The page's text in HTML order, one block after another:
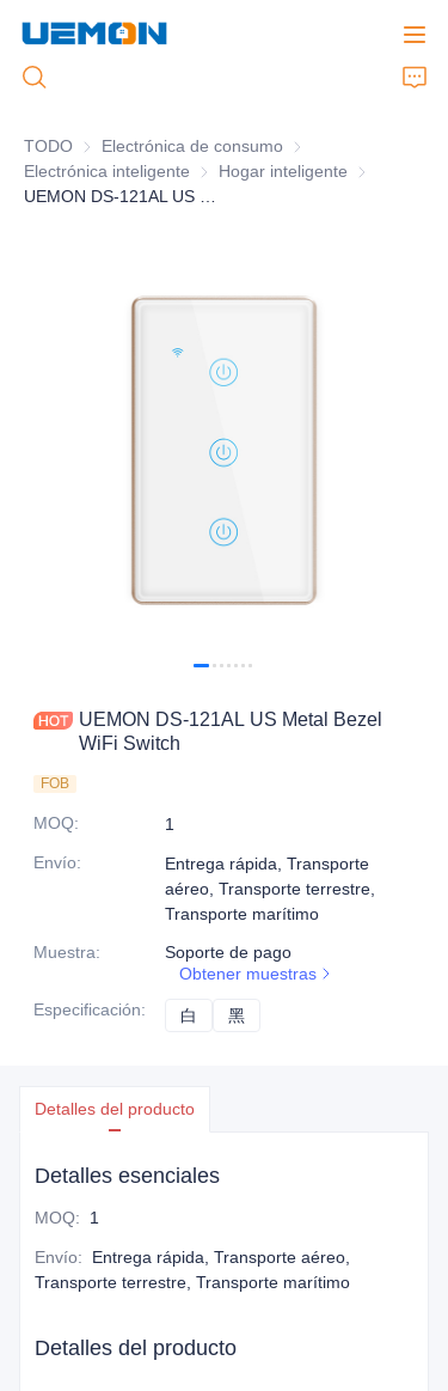
TODO Electrónica de consumo Electrónica de
Electrónica inteligente Electrónica inteligente
Hogar inteligente Hogar
UEMON DS-121AL US Metal Bezel
WiFi Switch
FOB
MOQ:
1
Envío:
Entrega rápida, Transporte
aéreo, Transporte terrestre,
Transporte marítimo
Muestra:
Soporte de pago
Obtener muestras
Especificación: 白 黑
Detalles del producto
Detalles esenciales
MOQ: 1
Envío:
Entrega rápida, Transporte aéreo,
Transporte terrestre, Transporte marítimo
Detalles del producto
Inicio
Servicio Personalizado